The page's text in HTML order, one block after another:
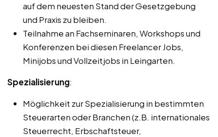
auf dem neuesten Stand der Gesetzgebung
und Praxis zu bleiben.
Teilnahme an Fachseminaren, Workshops und
Konferenzen bei diesen Freelancer Jobs,
Minijobs und Vollzeitjobs in Leingarten.
Spezialisierung:
Möglichkeit zur Spezialisierung in bestimmten
Steuerarten oder Branchen (z.B. internationales
Steuerrecht, Erbschaftsteuer,